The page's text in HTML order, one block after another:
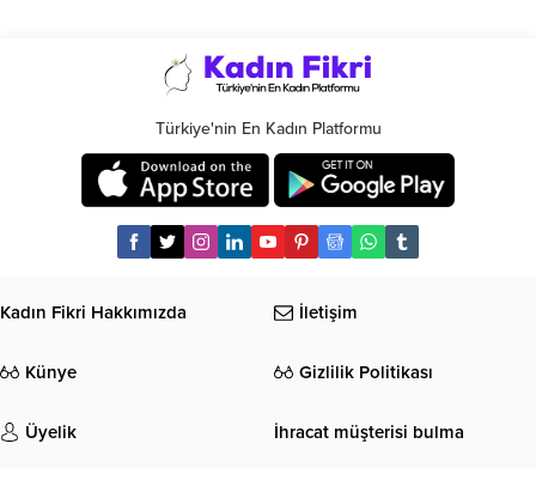
Türkiye'nin En Kadın Platformu
Kadın Fikri Hakkımızda İletişim
Künye Gizlilik Politikası
Üyelik İhracat müşterisi bulma